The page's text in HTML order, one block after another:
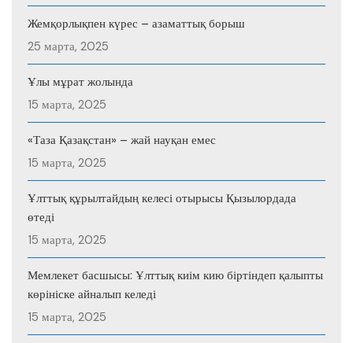
Жемқорлықпен күрес – азаматтық борыш
25 марта, 2025
Ұлы мұрат жолында
15 марта, 2025
«Таза Қазақстан» – жай науқан емес
15 марта, 2025
Ұлттық құрылтайдың келесі отырысы Қызылордада
өтеді
15 марта, 2025
Мемлекет басшысы: Ұлттық киім кию біртіндеп қалыпты
көрініске айналып келеді
15 марта, 2025